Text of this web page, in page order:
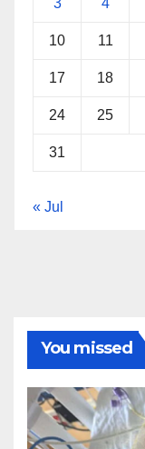
3 4
10 11
17 18
24 25
31
« Jul
You missed